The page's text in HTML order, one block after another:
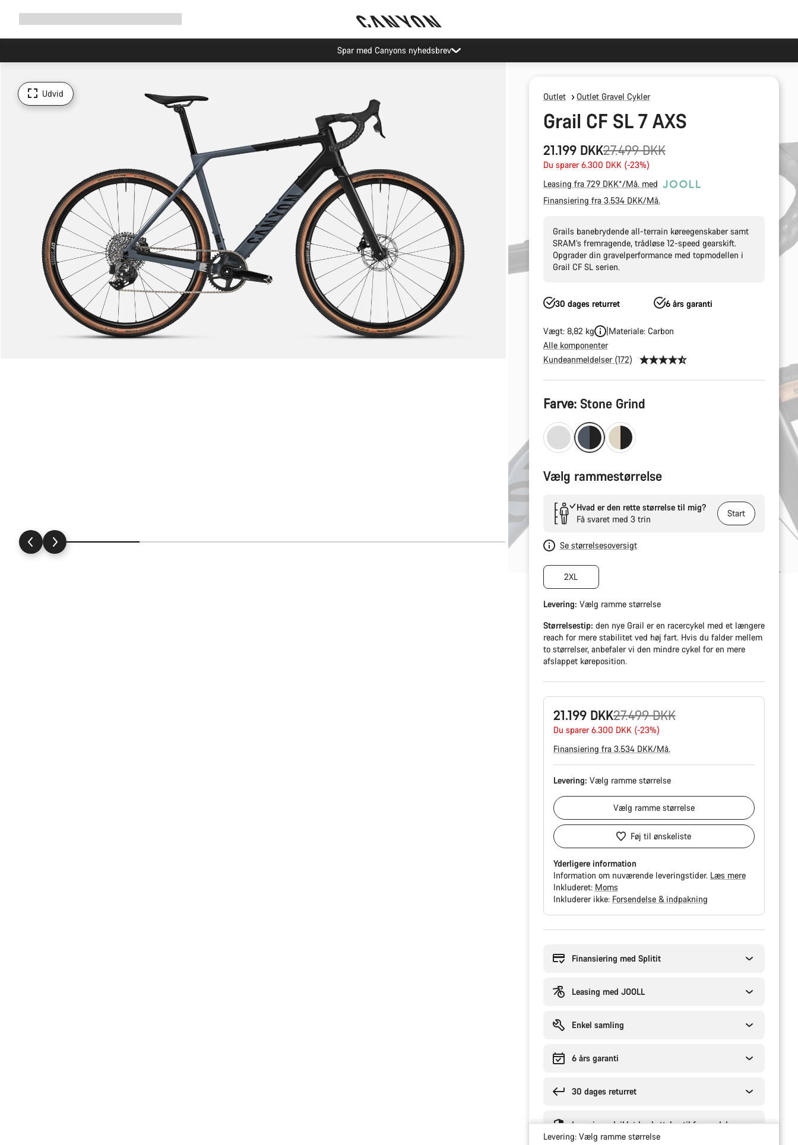
Spar med Canyons nyhedsbrev
Udvid Outlet Outlet Gravel Cykler
Grail CF SL 7 AXS
21.199 DKK
Original
pris
27.499 DKK
Du sparer 6.300 DKK (-23%)
Leasing fra 729 DKK*/Må. med
Finansiering fra 3.534 DKK/Må.
Grails banebrydende all-terrain køreegenskaber samt
SRAM’s fremragende, trådløse 12-speed gearskift.
Opgrader din gravelperformance med topmodellen i
Grail CF SL serien.
30 dages returret 6 års garanti
Vægt: 8,82 kg
Materiale: Carbon
Alle komponenter
Kundeanmeldelser (172)
Produktkonfiguration
Farve: Stone Grind
Vælg rammestørrelse
Hvad er den rette størrelse til mig?
Få svaret med 3 trin
Start
Se størrelsesoversigt
2XL
Levering: Vælg ramme størrelse
Størrelsestip: den nye Grail er en racercykel med et længere
reach for mere stabilitet ved høj fart. Hvis du falder mellem
to størrelser, anbefaler vi den mindre cykel for en mere
afslappet køreposition.
21.199 DKK
Original
pris
27.499 DKK
Du sparer 6.300 DKK (-23%)
Finansiering fra 3.534 DKK/Må.
Levering: Vælg ramme størrelse
Vælg ramme størrelse
Føj til ønskeliste
Yderligere information
Information om nuværende leveringstider. Læs mere
Inkluderet: Moms
Inkluderer ikke: Forsendelse & indpakning
Finansiering med Splitit
Leasing med JOOLL
Enkel samling
6 års garanti
30 dages returret
Ingeniør-udviklet beskyttelse til forsendelse
Levering: Vælg ramme størrelse